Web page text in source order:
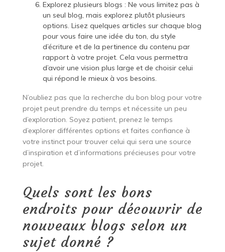
Explorez plusieurs blogs : Ne vous limitez pas à
un seul blog, mais explorez plutôt plusieurs
options. Lisez quelques articles sur chaque blog
pour vous faire une idée du ton, du style
d’écriture et de la pertinence du contenu par
rapport à votre projet. Cela vous permettra
d’avoir une vision plus large et de choisir celui
qui répond le mieux à vos besoins.
N’oubliez pas que la recherche du bon blog pour votre
projet peut prendre du temps et nécessite un peu
d’exploration. Soyez patient, prenez le temps
d’explorer différentes options et faites confiance à
votre instinct pour trouver celui qui sera une source
d’inspiration et d’informations précieuses pour votre
projet.
Quels sont les bons
endroits pour découvrir de
nouveaux blogs selon un
sujet donné ?